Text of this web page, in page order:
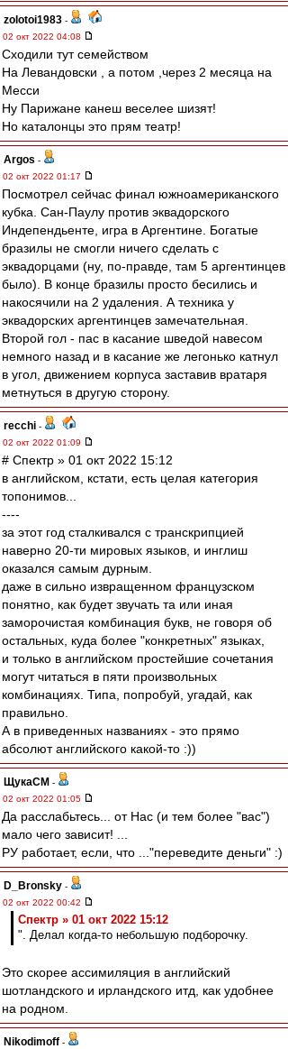
zolotoi1983 -
02 окт 2022 04:08
Сходили тут семейством
На Левандовски , а потом ,через 2 месяца на
Месси
Ну Парижане канеш веселее шизят!
Но каталонцы это прям театр!
Argos -
02 окт 2022 01:17
Посмотрел сейчас финал южноамериканского
кубка. Сан-Паулу против эквадорского
Индепендьенте, игра в Аргентине. Богатые
бразилы не смогли ничего сделать с
эквадорцами (ну, по-правде, там 5 аргентинцев
было). В конце бразилы просто бесились и
накосячили на 2 удаления. А техника у
эквадорских аргентинцев замечательная.
Второй гол - пас в касание шведой навесом
немного назад и в касание же легонько катнул
в угол, движением корпуса заставив вратаря
метнуться в другую сторону.
recchi -
02 окт 2022 01:09
# Спектр » 01 окт 2022 15:12
в английском, кстати, есть целая категория
топонимов...
----
за этот год сталкивался с транскрипцией
наверно 20-ти мировых языков, и инглиш
оказался самым дурным.
даже в сильно извращенном французском
понятно, как будет звучать та или иная
заморочистая комбинация букв, не говоря об
остальных, куда более "конкретных" языках,
и только в английском простейшие сочетания
могут читаться в пяти произвольных
комбинациях. Типа, попробуй, угадай, как
правильно.
А в приведенных названиях - это прямо
абсолют английского какой-то :))
ЩукаСМ -
02 окт 2022 01:05
Да расслабьтесь... от Нас (и тем более "вас")
мало чего зависит! ...
РУ работает, если, что ..."переведите деньги" :)
D_Bronsky -
02 окт 2022 00:42
Спектр » 01 окт 2022 15:12
". Делал когда-то небольшую подборочку.
Это скорее ассимиляция в английский
шотландского и ирландского итд, как удобнее
на родном.
Nikodimoff -